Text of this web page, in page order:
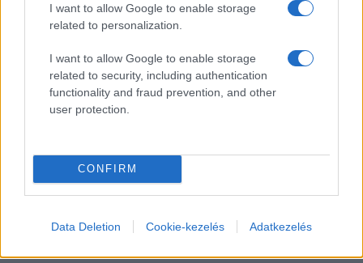
I want to allow Google to enable storage
related to personalization.
I want to allow Google to enable storage
related to security, including authentication
functionality and fraud prevention, and other
user protection.
CONFIRM
Data Deletion Cookie-kezelés Adatkezelés